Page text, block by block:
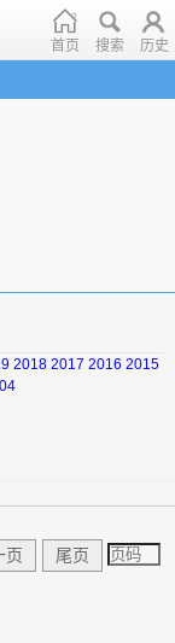
首页 搜索 历史
2018 2017 2016 2015
页 尾页